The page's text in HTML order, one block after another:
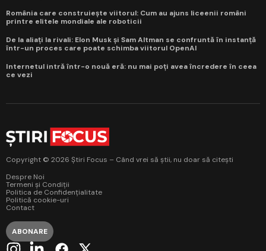
România care construiește viitorul: Cum au ajuns liceenii români
printre elitele mondiale ale roboticii
De la aliați la rivali: Elon Musk și Sam Altman se confruntă în instanță
într-un proces care poate schimba viitorul OpenAI
Internetul intră într-o nouă eră: nu mai poți avea încredere în ceea
ce vezi
Copyright © 2026 Știri Focus – Când vrei să știi, nu doar să citești
Despre Noi
Termeni și Condiții
Politica de Confidențialitate
Politică cookie-uri
Contact
ABONARE